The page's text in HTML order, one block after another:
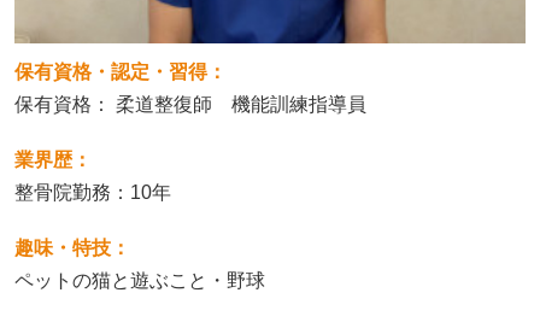
保有資格・認定・習得：
保有資格： 柔道整復師 機能訓練指導員
業界歴：
整骨院勤務：10年
趣味・特技：
ペットの猫と遊ぶこと・野球